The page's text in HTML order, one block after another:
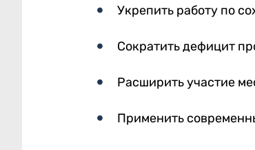
Укрепить работу по
Сократить дефицит
Расширить участие
Применить